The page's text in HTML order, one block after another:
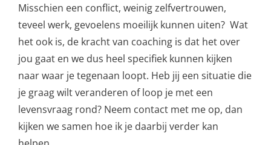
Misschien een conflict, weinig zelfvertrouwen,
teveel werk, gevoelens moeilijk kunnen uiten? Wat
het ook is, de kracht van coaching is dat het over
jou gaat en we dus heel specifiek kunnen kijken
naar waar je tegenaan loopt. Heb jij een situatie die
je graag wilt veranderen of loop je met een
levensvraag rond? Neem contact met me op, dan
kijken we samen hoe ik je daarbij verder kan